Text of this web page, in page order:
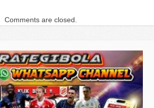
Comments are closed.